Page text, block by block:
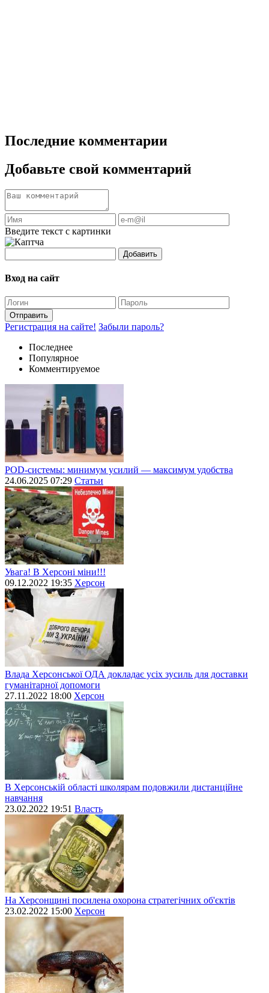
Последние комментарии
Добавьте свой комментарий
Введите текст с картинки
Добавить
Вход на сайт
Отправить
Регистрация на сайте! Забыли пароль?
Последнее
Популярное
Комментируемое
POD-системы: минимум усилий — максимум удобства
24.06.2025 07:29 Статьи
Увага! В Херсоні міни!!!
09.12.2022 19:35 Херсон
Влада Херсонської ОДА докладає усіх зусиль для доставки
гуманітарної допомоги
27.11.2022 18:00 Херсон
В Херсонській області школярам подовжили дистанційне
навчання
23.02.2022 19:51 Власть
На Херсонщині посилена охорона стратегічних об'єктів
23.02.2022 15:00 Херсон